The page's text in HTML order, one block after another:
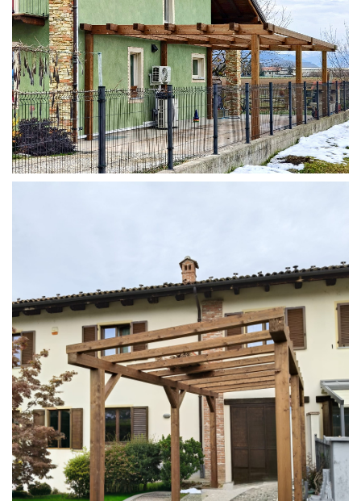
STRUTTURA ADDOSSATA IN LAMELLARE SU MISURA